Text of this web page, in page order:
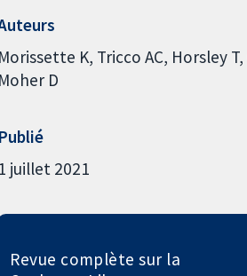
Morissette K Tricco AC Horsley T
Moher D
Publié
1 juillet 2021
Revue complète sur la